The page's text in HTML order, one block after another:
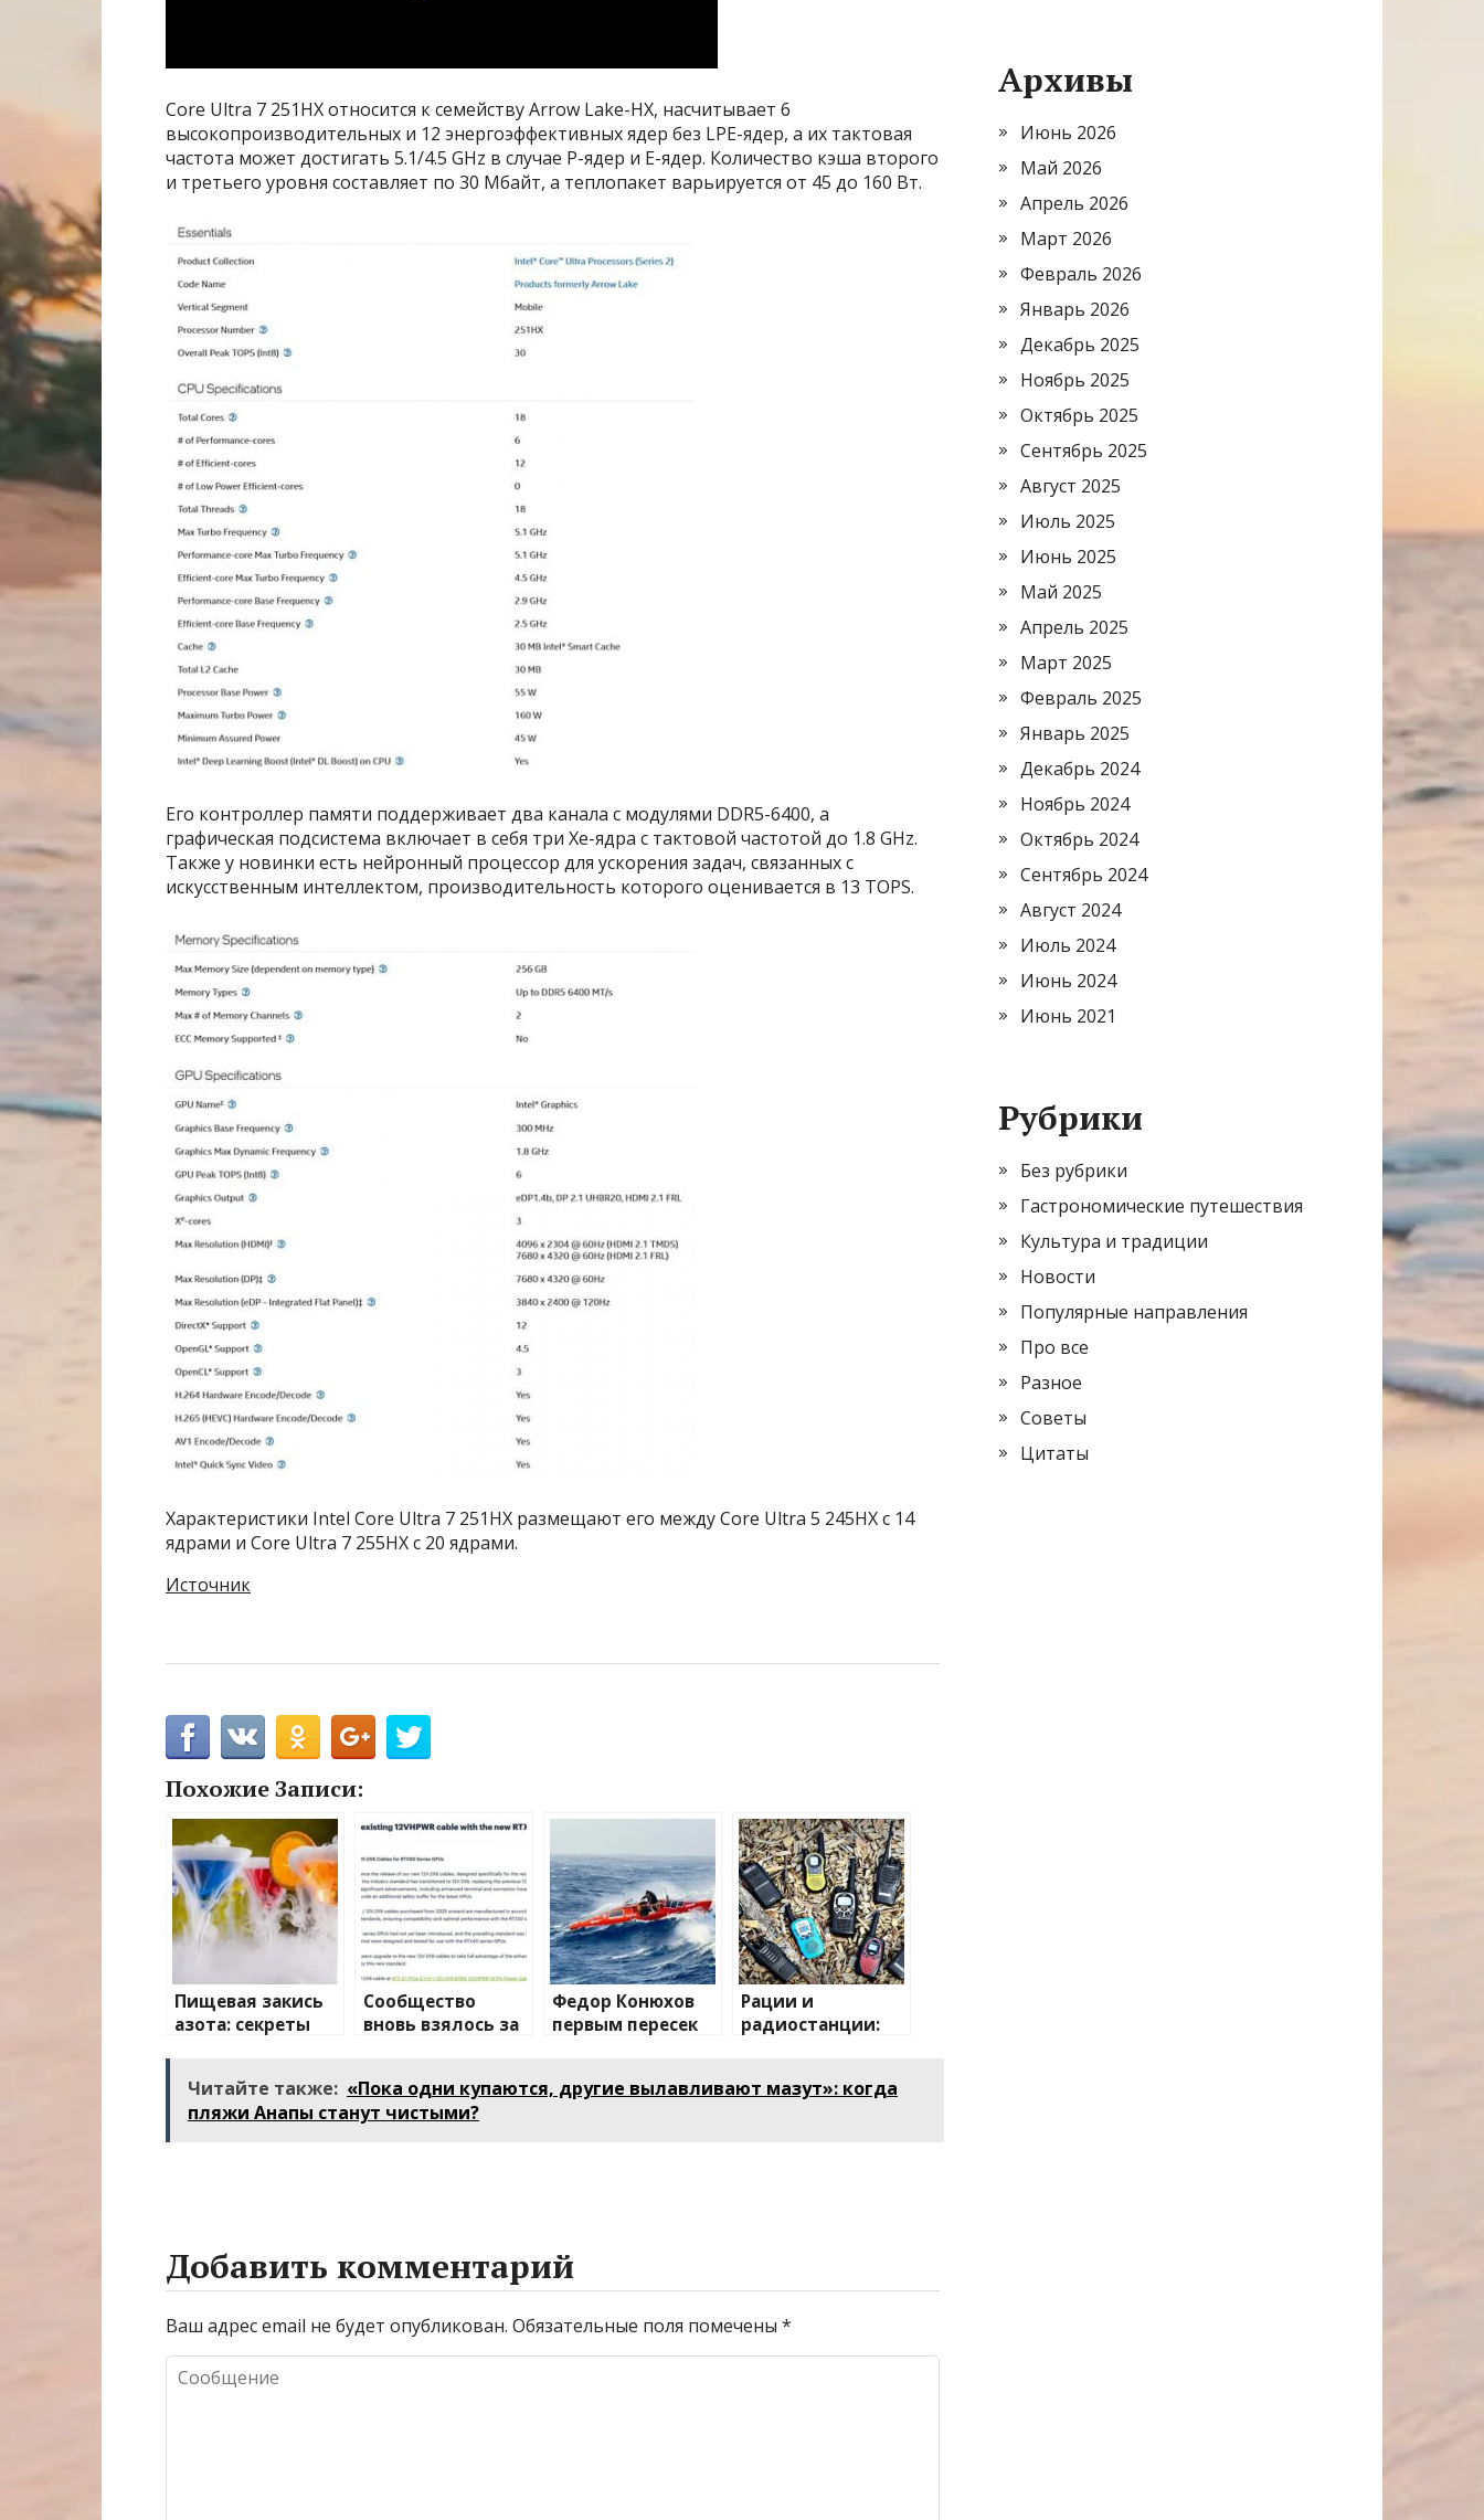
Core Ultra 7 251HX относится к семейству Arrow Lake-HX, насчитывает 6
высокопроизводительных и 12 энергоэффективных ядер без LPE-ядер, а их тактовая
частота может достигать 5.1/4.5 GHz в случае P-ядер и E-ядер. Количество кэша второго
и третьего уровня составляет по 30 Мбайт, а теплопакет варьируется от 45 до 160 Вт.
Его контроллер памяти поддерживает два канала с модулями DDR5-6400, а
графическая подсистема включает в себя три Xe-ядра с тактовой частотой до 1.8 GHz.
Также у новинки есть нейронный процессор для ускорения задач, связанных с
искусственным интеллектом, производительность которого оценивается в 13 TOPS.
Характеристики Intel Core Ultra 7 251HX размещают его между Core Ultra 5 245HX с 14
ядрами и Core Ultra 7 255HX с 20 ядрами.
Источник
Похожие Записи:
Пищевая закись
азота: секреты
Сообщество
вновь взялось за
разъема 12V-2×6
Федор Конюхов
первым пересек
весельной лодке
Рации и
радиостанции:
миру
Читайте также: «Пока одни купаются, другие вылавливают мазут»: когда
пляжи Анапы станут чистыми?
Добавить комментарий
Ваш адрес email не будет опубликован. Обязательные поля помечены *
Архивы
Июнь 2026
Май 2026
Апрель 2026
Март 2026
Февраль 2026
Январь 2026
Декабрь 2025
Ноябрь 2025
Октябрь 2025
Сентябрь 2025
Август 2025
Июль 2025
Июнь 2025
Май 2025
Апрель 2025
Март 2025
Февраль 2025
Январь 2025
Декабрь 2024
Ноябрь 2024
Октябрь 2024
Сентябрь 2024
Август 2024
Июль 2024
Июнь 2024
Июнь 2021
Рубрики
Без рубрики
Гастрономические путешествия
Культура и традиции
Новости
Популярные направления
Про все
Разное
Советы
Цитаты